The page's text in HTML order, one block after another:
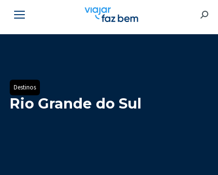
Destinos
Rio Grande do Sul